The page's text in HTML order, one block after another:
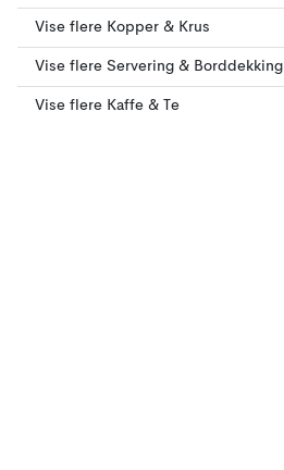
Vise flere Kopper & Krus
Vise flere Servering & Borddekking
Vise flere Kaffe & Te